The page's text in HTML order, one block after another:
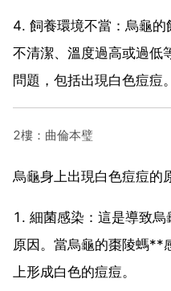
4. 飼養環境不當：烏龜
不清潔、溫度過高或過低
問題，包括出現白色痘痘。
2樓：曲倫本璧
烏龜身上出現白色痘痘的
1. 細菌感染：這是導致
原因。當烏龜的棗陵螞**
上形成白色的痘痘。